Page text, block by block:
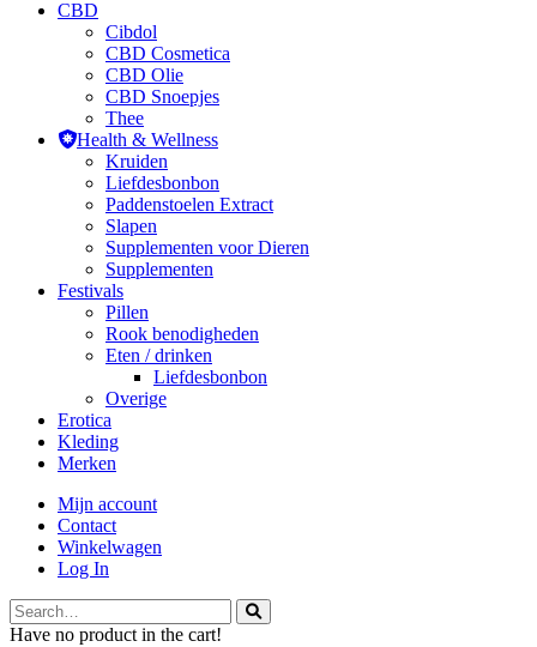
CBD
Cibdol
CBD Cosmetica
CBD Olie
CBD Snoepjes
Thee
Health & Wellness
Kruiden
Liefdesbonbon
Paddenstoelen Extract
Slapen
Supplementen voor Dieren
Supplementen
Festivals
Pillen
Rook benodigheden
Eten / drinken
Liefdesbonbon
Overige
Erotica
Kleding
Merken
Mijn account
Contact
Winkelwagen
Log In
Have no product in the cart!